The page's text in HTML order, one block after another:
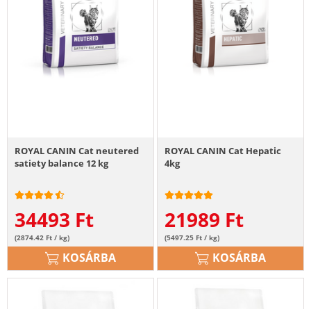
ROYAL CANIN Cat neutered
satiety balance 12 kg
34493 Ft
(2874.42 Ft / kg)
KOSÁRBA
ROYAL CANIN Cat Hepatic
4kg
21989 Ft
(5497.25 Ft / kg)
KOSÁRBA